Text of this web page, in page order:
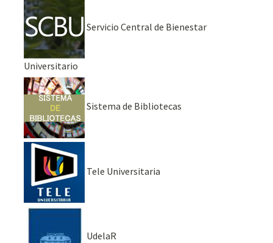
Servicio Central de Bienestar
Universitario
Sistema de Bibliotecas
Tele Universitaria
UdelaR